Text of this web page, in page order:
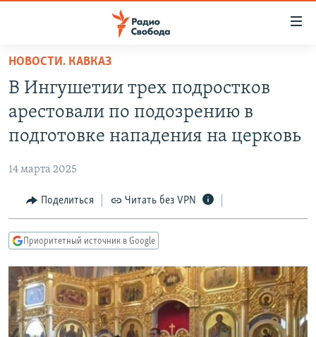
упрощенного
доступа
основному
Вернутся
Вернутся
поиску
ПОДКАСТЫ
АВТОРСКИЕ ПРОЕКТЫ
МНЕНИЯ
КУЛЬТУРА
КАВКАЗ.РЕАЛИИ
СЕВЕР.РЕАЛИИ
СИБИРЬ.РЕАЛИИ
РАСПИСАНИЕ ВЕЩАНИЯ
НОВОСТИ. КАВКАЗ
В Ингушетии трех подростков
арестовали по подозрению в
подготовке нападения на церковь
14 марта 2025
Поделиться Читать без VPN
Приоритетный источник в Google